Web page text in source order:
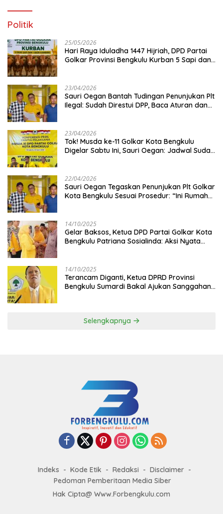
Politik
25/05/2026
Hari Raya Iduladha 1447 Hijriah, DPD Partai
Golkar Provinsi Bengkulu Kurban 5 Sapi dan 1
23/04/2026
Sauri Oegan Bantah Tudingan Penunjukan Plt
Ilegal: Sudah Direstui DPP, Baca Aturan dan
23/04/2026
‎Tok! Musda ke-11 Golkar Kota Bengkulu
Digelar Sabtu Ini, Sauri Oegan: Jadwal Sudah
22/04/2026
Sauri Oegan Tegaskan Penunjukan Plt Golkar
Kota Bengkulu Sesuai Prosedur: “Ini Rumah
14/10/2025
‎Gelar Baksos, Ketua DPD Partai Golkar Kota
Bengkulu Patriana Sosialinda: Aksi Nyata
14/10/2025
Terancam Diganti, Ketua DPRD Provinsi
Bengkulu Sumardi Bakal Ajukan Sanggahan
Selengkapnya
Indeks Kode Etik Redaksi
Disclaimer
Pedoman Pemberitaan Media Siber
Hak Cipta@ Www.Forbengkulu.com